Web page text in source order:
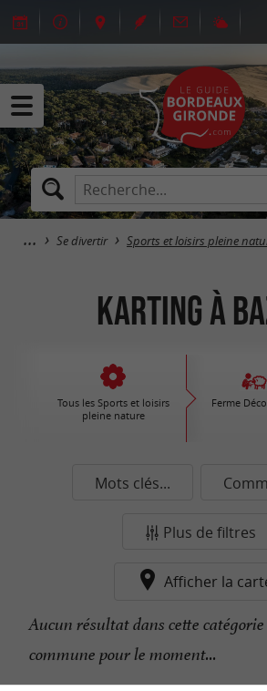
Se divertir Sports et loisirs pleine
Karting à
Tous les Sports et loisirs
pleine nature
Ferme
Mots clés...
Plus de filtres
Afficher la
Aucun résultat dans cette
commune pour le moment...